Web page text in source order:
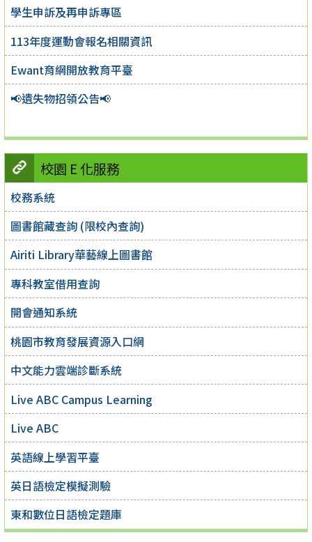
學生申訴及再申訴專區
113年度運動會報名相關資訊
Ewant育網開放教育平臺
📢遺失物招領公告📢
校園 E 化服務
校務系統
圖書館藏查詢 (限校內查詢)
Airiti Library華藝線上圖書館
專科教室借用查詢
開會通知系統
桃園市教育發展資源入口網
中文能力雲端診斷系統
Live ABC Campus Learning
Live ABC
英語線上學習平臺
英日語檢定模擬測驗
東和數位日語檢定題庫